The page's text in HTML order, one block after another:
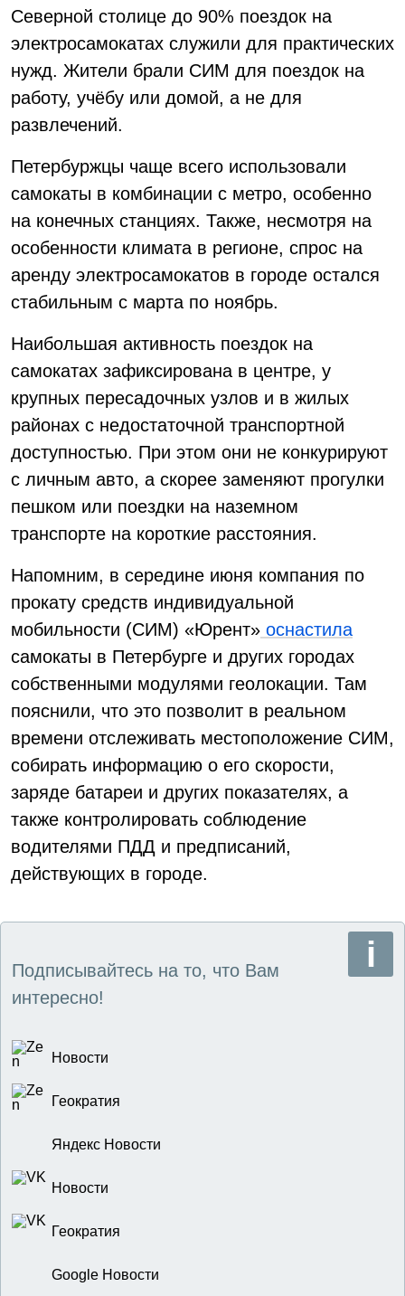
Северной столице до 90% поездок на
электросамокатах служили для практических
нужд. Жители брали СИМ для поездок на
работу, учёбу или домой, а не для
развлечений.
Петербуржцы чаще всего использовали
самокаты в комбинации с метро, особенно
на конечных станциях. Также, несмотря на
особенности климата в регионе, спрос на
аренду электросамокатов в городе остался
стабильным с марта по ноябрь.
Наибольшая активность поездок на
самокатах зафиксирована в центре, у
крупных пересадочных узлов и в жилых
районах с недостаточной транспортной
доступностью. При этом они не конкурируют
с личным авто, а скорее заменяют прогулки
пешком или поездки на наземном
транспорте на короткие расстояния.
Напомним, в середине июня компания по
прокату средств индивидуальной
мобильности (СИМ) «Юрент» оснастила
самокаты в Петербурге и других городах
собственными модулями геолокации. Там
пояснили, что это позволит в реальном
времени отслеживать местоположение СИМ,
собирать информацию о его скорости,
заряде батареи и других показателях, а
также контролировать соблюдение
водителями ПДД и предписаний,
действующих в городе.
Подписывайтесь на то, что Вам
интересно!
Новости
Геократия
Яндекс Новости
Новости
Геократия
Google Новости